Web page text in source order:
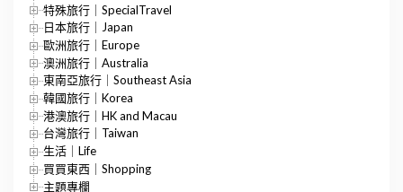
特殊旅行｜SpecialTravel
日本旅行｜Japan
歐洲旅行｜Europe
澳洲旅行｜Australia
東南亞旅行｜Southeast Asia
韓國旅行｜Korea
港澳旅行｜HK and Macau
台灣旅行｜Taiwan
生活｜Life
買買東西｜Shopping
主題專欄